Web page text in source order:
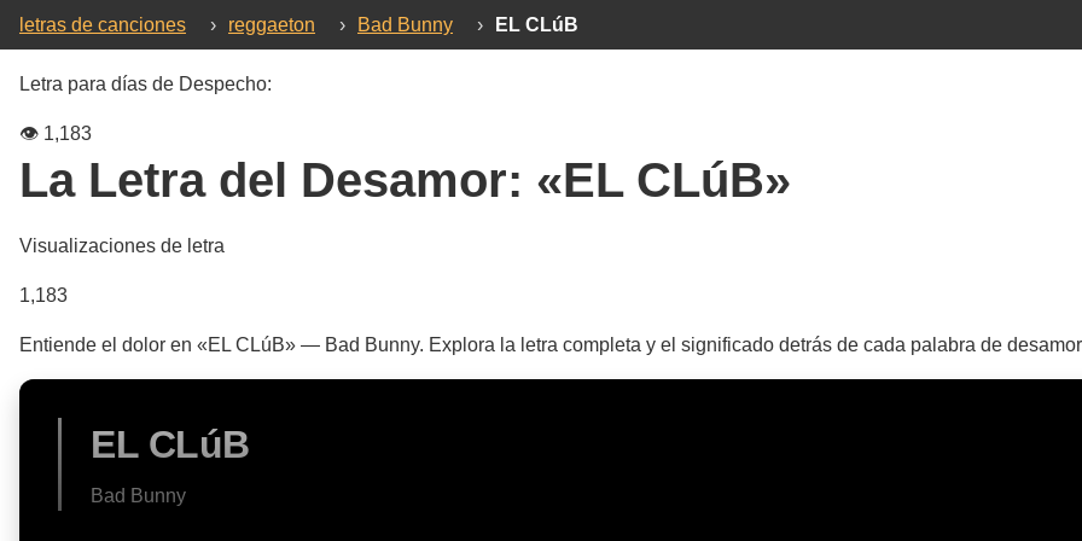
letras de canciones › reggaeton › Bad Bunny › EL CLúB
Letra para días de Despecho:
👁️ 1,183
La Letra del Desamor: «EL CLúB»
Visualizaciones de letra
1,183
Entiende el dolor en «EL CLúB» — Bad Bunny. Explora la letra completa y el significado detrás de cada palabra de
EL CLúB
Bad Bunny